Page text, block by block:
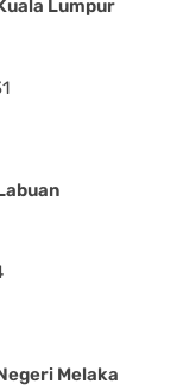
Lumpur
Melaka